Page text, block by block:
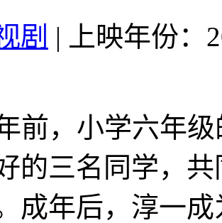
剧 |
上映年份：
，小学六年级
的三名同学，
成年后，淳一